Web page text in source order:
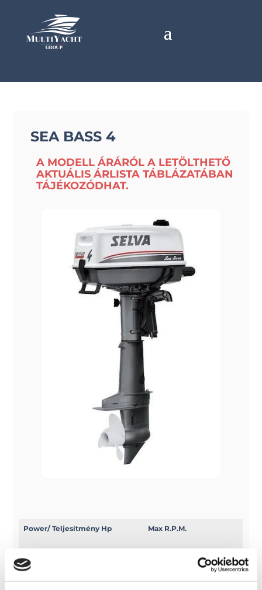
SEA BASS 4
A MODELL ÁRÁRÓL A LETÖLTHETŐ
AKTUÁLIS ÁRLISTA TÁBLÁZATÁBAN
TÁJÉKOZÓDHAT.
Power/ Teljesítmény Hp
Power/ Teljesítmény Kw
Max R.P.M.
Swept volume